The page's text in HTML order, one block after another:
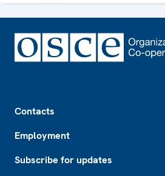
Contacts
Employment
Subscribe for updates